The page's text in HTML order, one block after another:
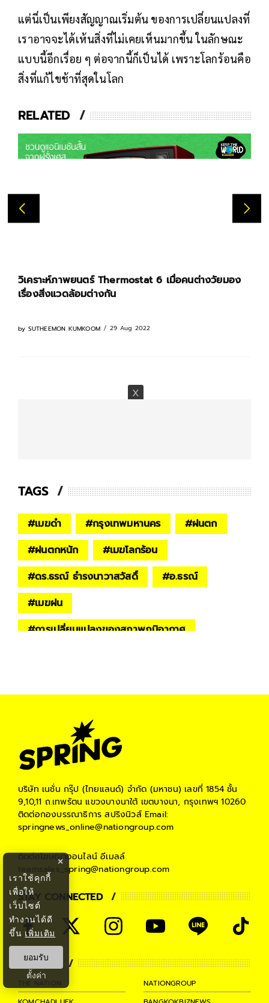
แต่นี่เป็นเพียงสัญญาณเริ่มต้น ของการเปลี่ยนแปลงที่
เราอาจจะได้เห้นสิ่งที่ไม่เคยเห็นมากขึ้น ในลักษณะ
แบบนี้อีกเรื่อย ๆ ต่อจากนี้ก็เป็นได้ เพราะโลกร้อนคือ
สิ่งที่แก้ไขช้าที่สุดในโลก
RELATED
วิเคราะห์ภาพยนตร์ Thermostat 6 เมื่อคนต่างวัยมอง
เรื่องสิ่งแวดล้อมต่างกัน
by SUTHEEMON KUMKOOM 29 Aug 2022
TAGS
#เมฆดำ #กรุงเทพมหานคร #ฝนตก
#ฝนตกหนัก #เมฆโลกร้อน
#ดร.ธรณ์ ธำรงนาวาสวัสดิ์ #อ.ธรณ์
#เมฆฝน
#การเปลี่ยนแปลงของสภาพภูมิอากาศ
บริษัท เนชั่น กรุ๊ป (ไทยแลนด์) จำกัด (มหาชน) เลขที่ 1854 ชั้น
9,10,11 ถ.เทพรัตน แขวงบางนาใต้ เขตบางนา, กรุงเทพฯ 10260
ติดต่อกองบรรณาธิการ สปริงนิวส์Email:
springnews_online@nationgroup.com
ติดต่อโฆษณาออนไลน์ อีเมลล์
teamsales_spring@nationgroup.com
STAY CONNECTED
PARTNER
THE NATION
NATIONGROUP
×
เราใช้คุกกี้
เพื่อให้
เว็บไซต์
ทำงานได้ดี
ขึ้น เพิ่มเติม
ยอมรับ
ตั้งค่า